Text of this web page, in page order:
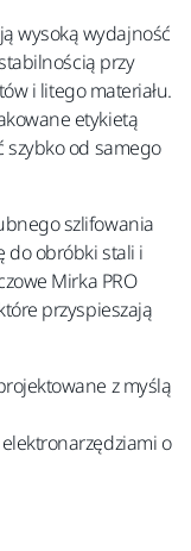
wysoką wydajność
przy
i litego materiału.
etykietą
szybko od samego
szlifowania
do obróbki stali i
Mirka PRO
przyspieszają
z myślą
o